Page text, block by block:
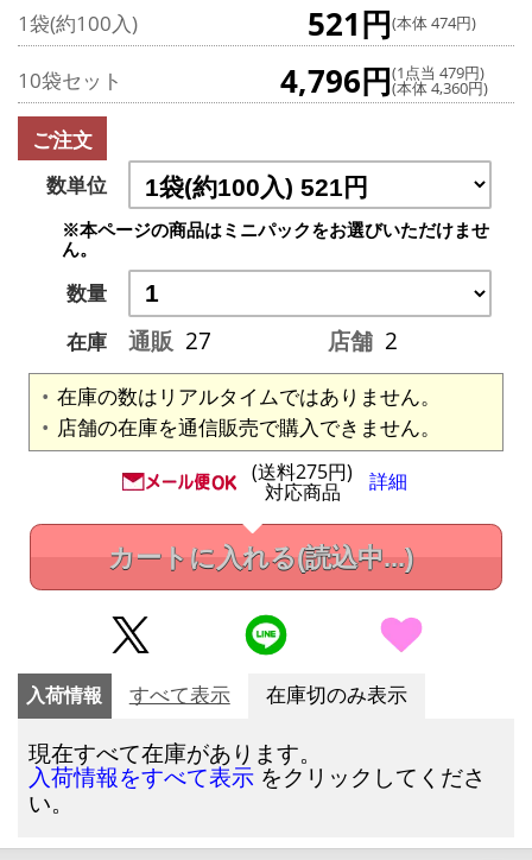
1袋(約100入) 521円(本体 474円)
10袋セット 4,796円(1点当 479円)
(本体 4,360円)
ご注文
数単位
※本ページの商品はミニパックをお選びいただけませ
ん。
数量
在庫
通販 27 店舗 2
在庫の数はリアルタイムではありません。
店舗の在庫を通信販売で購入できません。
(送料275円)
対応商品 詳細
カートに入れる(読込中...)
入荷情報 すべて表示 在庫切のみ表示
現在すべて在庫があります。
入荷情報をすべて表示 をクリックしてくださ
い。